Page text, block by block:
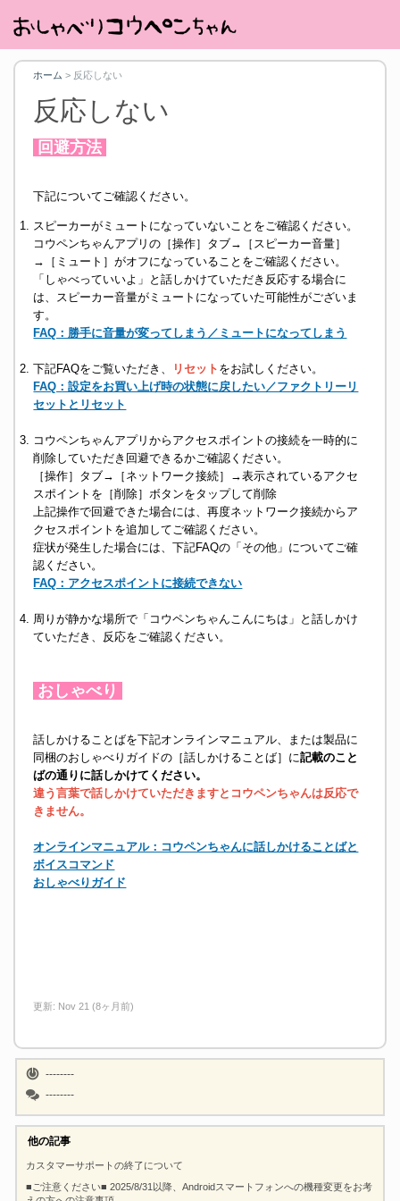
ホーム > 反応しない
反応しない
回避方法
下記についてご確認ください。
スピーカーがミュートになっていないことをご確認ください。
コウペンちゃんアプリの［操作］タブ→［スピーカー音量］
→［ミュート］がオフになっていることをご確認ください。
「しゃべっていいよ」と話しかけていただき反応する場合に
は、スピーカー音量がミュートになっていた可能性がございま
す。
FAQ：勝手に音量が変ってしまう／ミュートになってしまう
下記FAQをご覧いただき、 リセット をお試しください。
FAQ：設定をお買い上げ時の状態に戻したい／ファクトリーリ
セットとリセット
コウペンちゃんアプリからアクセスポイントの接続を一時的に
削除していただき回避できるかご確認ください。
［操作］タブ→［ネットワーク接続］→表示されているアクセ
スポイントを［削除］ボタンをタップして削除
上記操作で回避できた場合には、再度ネットワーク接続からア
クセスポイントを追加してご確認ください。
症状が発生した場合には、下記FAQの「その他」についてご確
認ください。
FAQ：アクセスポイントに接続できない
周りが静かな場所で「コウペンちゃんこんにちは」と話しかけ
ていただき、反応をご確認ください。
おしゃべり
話しかけることばを下記オンラインマニュアル、または製品に
同梱のおしゃべりガイドの［話しかけることば］に記載のこと
ばの通りに話しかけてください。
違う言葉で話しかけていただきますとコウペンちゃんは反応で
きません。
オンラインマニュアル：コウペンちゃんに話しかけることばと
ボイスコマンド
おしゃべりガイド
更新: Nov 21 (8ヶ月前)
--------
--------
他の記事
カスタマーサポートの終了について
■ご注意ください■ 2025/8/31以降、Androidスマートフォンへの機種変更をお考